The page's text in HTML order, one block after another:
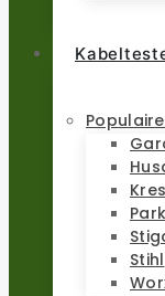
Stihl